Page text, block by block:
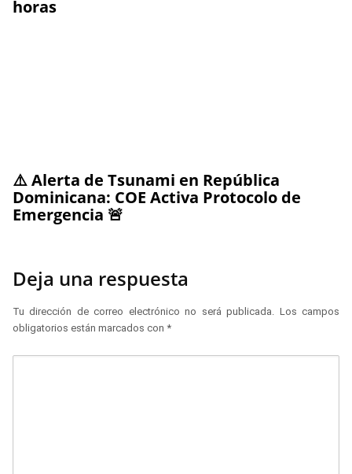
horas
⚠️ Alerta de Tsunami en República
Dominicana: COE Activa Protocolo de
Emergencia 🚨
Deja una respuesta
Tu dirección de correo electrónico no será publicada. Los campos
obligatorios están marcados con *